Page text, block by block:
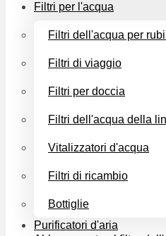
Filtri per l'acqua
Filtri dell'acqua per
Filtri di viaggio
Filtri per doccia
Filtri dell'acqua della
Vitalizzatori d'acqua
Filtri di ricambio
Bottiglie
Purificatori d'aria